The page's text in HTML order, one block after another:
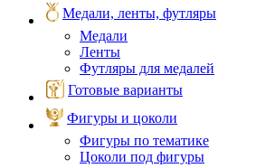
Медали, ленты, футляры
Медали
Ленты
Футляры для медалей
Готовые варианты
Фигуры и цоколи
Фигуры по тематике
Цоколи под фигуры